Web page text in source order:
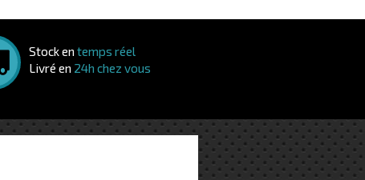
Stock en temps réel
Livré en 24h chez vous